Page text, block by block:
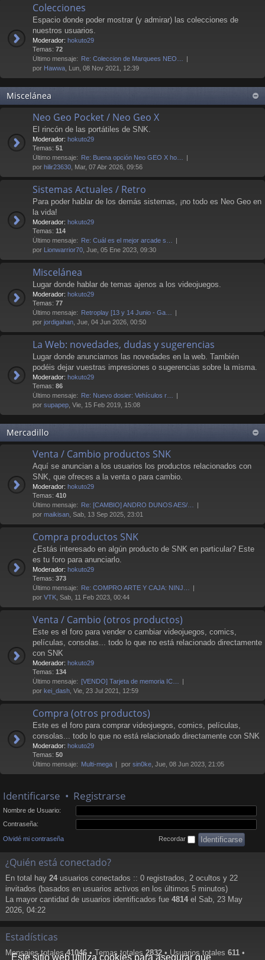
Este sitio web utiliza cookies para asegurar que
Colecciones
Espacio donde poder mostrar (y admirar) las colecciones de
nuestros usuarios.
Moderador: hokuto29
Temas: 72
Último mensaje: Re: Coleccion de Marquees NEO…
por Hawwa , Lun, 08 Nov 2021, 12:39
Miscelánea
Neo Geo Pocket / Neo Geo X
El rincón de las portátiles de SNK.
Moderador: hokuto29
Temas: 51
Último mensaje: Re: Buena opción Neo GEO X ho…
por hilir23630 , Mar, 07 Abr 2026, 09:56
Sistemas Actuales / Retro
Para poder hablar de los demás sistemas, ¡no todo es Neo Geo en
la vida!
Moderador: hokuto29
Temas: 114
Último mensaje: Re: Cuál es el mejor arcade s…
por Lionwarrior70 , Jue, 05 Ene 2023, 09:30
Miscelánea
Lugar donde hablar de temas ajenos a los videojuegos.
Moderador: hokuto29
Temas: 77
Último mensaje: Retroplay [13 y 14 Junio - Ga…
por jordigahan , Jue, 04 Jun 2026, 00:50
La Web: novedades, dudas y sugerencias
Lugar donde anunciamos las novedades en la web. También
podéis dejar vuestras impresiones o sugerencias sobre la misma.
Moderador: hokuto29
Temas: 86
Último mensaje: Re: Nuevo dosier: Vehículos r…
por supapep , Vie, 15 Feb 2019, 15:08
Mercadillo
Venta / Cambio productos SNK
Aquí se anuncian a los usuarios los productos relacionados con
SNK, que ofreces a la venta o para cambio.
Moderador: hokuto29
Temas: 410
Último mensaje: Re: [CAMBIO] ANDRO DUNOS AES/…
por maikisan , Sab, 13 Sep 2025, 23:01
Compra productos SNK
¿Estás interesado en algún producto de SNK en particular? Este
es tu foro para anunciarlo.
Moderador: hokuto29
Temas: 373
Último mensaje: Re: COMPRO ARTE Y CAJA: NINJ…
por VTK , Sab, 11 Feb 2023, 00:44
Venta / Cambio (otros productos)
Este es el foro para vender o cambiar videojuegos, comics,
películas, consolas... todo lo que no está relacionado directamente
con SNK
Moderador: hokuto29
Temas: 134
Último mensaje: [VENDO] Tarjeta de memoria IC…
por kei_dash , Vie, 23 Jul 2021, 12:59
Compra (otros productos)
Este es el foro para comprar videojuegos, comics, películas,
consolas... todo lo que no está relacionado directamente con SNK
Moderador: hokuto29
Temas: 50
Último mensaje: Multi-mega por sin0ke , Jue, 08 Jun 2023, 21:05
Identificarse • Registrarse
Nombre de Usuario:
Contraseña:
Olvidé mi contraseña Recordar
¿Quién está conectado?
En total hay 24 usuarios conectados :: 0 registrados, 2 ocultos y 22
invitados (basados en usuarios activos en los últimos 5 minutos)
La mayor cantidad de usuarios identificados fue 4814 el Sab, 23 May
2026, 04:22
Estadísticas
Mensajes totales41046 • Temas totales 2832 • Usuarios totales 611 •